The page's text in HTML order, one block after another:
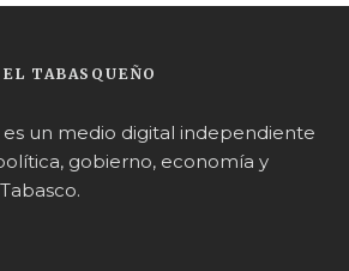
EL TABASQUEÑO
es un medio digital independiente
gobierno, economía y